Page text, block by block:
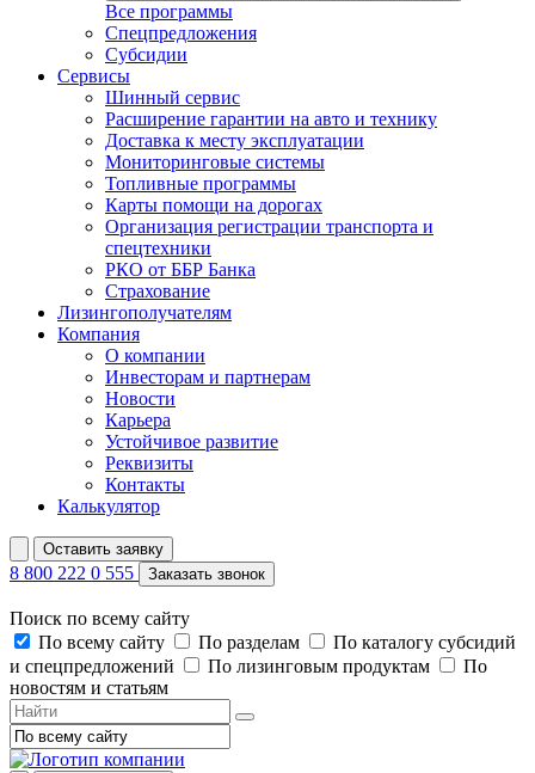
Все программы
Спецпредложения
Субсидии
Сервисы
Шинный сервис
Расширение гарантии на авто и технику
Доставка к месту эксплуатации
Мониторинговые системы
Топливные программы
Карты помощи на дорогах
Организация регистрации транспорта и
спецтехники
РКО от ББР Банка
Страхование
Лизингополучателям
Компания
О компании
Инвесторам и партнерам
Новости
Карьера
Устойчивое развитие
Реквизиты
Контакты
Калькулятор
Оставить заявку
8 800 222 0 555 Заказать звонок
Поиск по всему сайту
По всему сайту
По разделам
По каталогу субсидий
и спецпредложений
По лизинговым продуктам
По
новостям и статьям